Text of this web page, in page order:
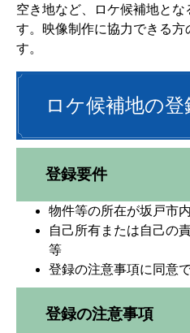
空き地など、ロケ候補地とな
す。映像制作に協力できる方
す。
ロケ候補地の登
登録要件
物件等の所在が坂戸市
自己所有または自己の
等
登録の注意事項に同意
登録の注意事項